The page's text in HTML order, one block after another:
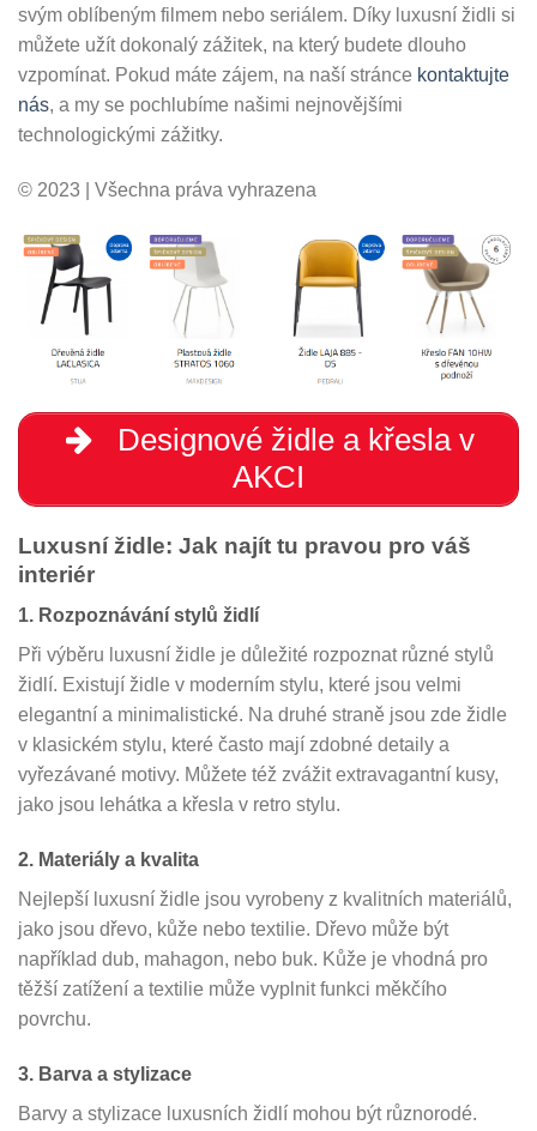
svým oblíbeným filmem nebo seriálem. Díky luxusní židli si
můžete užít dokonalý zážitek, na který budete dlouho
vzpomínat. Pokud máte zájem, na naší stránce kontaktujte
nás, a my se pochlubíme našimi nejnovějšími
technologickými zážitky.
© 2023 | Všechna práva vyhrazena
Designové židle a křesla v
AKCI
Luxusní židle: Jak najít tu pravou pro váš
interiér
1. Rozpoznávání stylů židlí
Při výběru luxusní židle je důležité rozpoznat různé stylů
židlí. Existují židle v moderním stylu, které jsou velmi
elegantní a minimalistické. Na druhé straně jsou zde židle
v klasickém stylu, které často mají zdobné detaily a
vyřezávané motivy. Můžete též zvážit extravagantní kusy,
jako jsou lehátka a křesla v retro stylu.
2. Materiály a kvalita
Nejlepší luxusní židle jsou vyrobeny z kvalitních materiálů,
jako jsou dřevo, kůže nebo textilie. Dřevo může být
například dub, mahagon, nebo buk. Kůže je vhodná pro
těžší zatížení a textilie může vyplnit funkci měkčího
povrchu.
3. Barva a stylizace
Barvy a stylizace luxusních židlí mohou být různorodé.